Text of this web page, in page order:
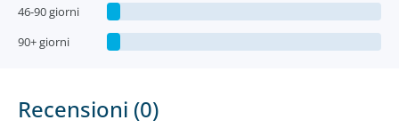
46-90 giorni
90+ giorni
Recensioni (0)